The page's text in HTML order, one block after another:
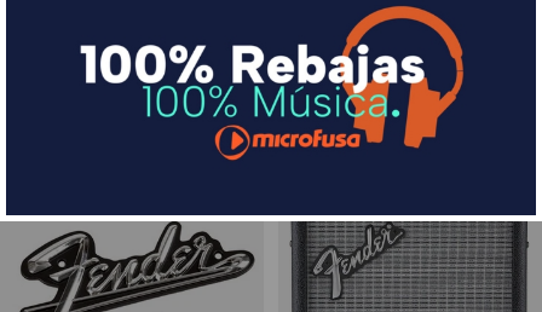
Slinky Regular 10-46
DONNER HUSH-I Silent Guitar
Caoba
Precio
habitual
339,00 €
Entrega en 1-2 días